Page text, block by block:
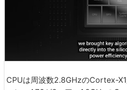
画像処理を行うISPは電力効率を
を半導体上に直接搭載していると